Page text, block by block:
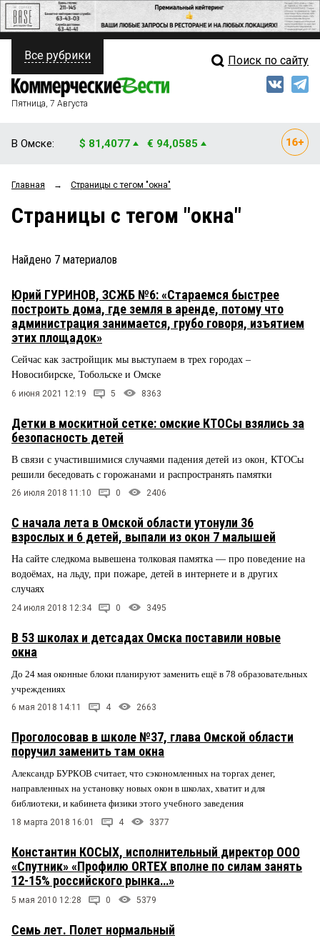
ПОЛИТИКА
ФИНАНСЫ
ОБЩЕСТВО
ЗАКОН
НОВОСТИ КОМПАНИЙ
СТИЛЬ ЖИЗНИ
Свежий выпуск
Рейтинги
Все рубрики Поиск по сайту
Пятница, 7 Августа
В Омске: $ 81,4077 € 94,0585
Главная → Страницы c тегом "окна"
Страницы c тегом "окна"
Найдено 7 материалов
Юрий ГУРИНОВ, ЗСЖБ №6: «Стараемся быстрее
построить дома, где земля в аренде, потому что
администрация занимается, грубо говоря, изъятием
этих площадок»
Сейчас как застройщик мы выступаем в трех городах –
Новосибирске, Тобольске и Омске
6 июня 2021 12:19 5 8363
Детки в москитной сетке: омские КТОСы взялись за
безопасность детей
В связи с участившимися случаями падения детей из окон, КТОСы
решили беседовать с горожанами и распространять памятки
26 июля 2018 11:10 0 2406
С начала лета в Омской области утонули 36
взрослых и 6 детей, выпали из окон 7 малышей
На сайте следкома вывешена толковая памятка — про поведение на
водоёмах, на льду, при пожаре, детей в интернете и в других
случаях
24 июля 2018 12:34 0 3495
В 53 школах и детсадах Омска поставили новые
окна
До 24 мая оконные блоки планируют заменить ещё в 78 образовательных
учреждениях
6 мая 2018 14:11 4 2663
Проголосовав в школе №37, глава Омской области
поручил заменить там окна
Александр БУРКОВ считает, что сэкономленных на торгах денег,
направленных на установку новых окон в школах, хватит и для
библиотеки, и кабинета физики этого учебного заведения
18 марта 2018 16:01 4 3377
Константин КОСЫХ, исполнительный директор ООО
«Спутник» «Профилю ORTEX вполне по силам занять
12-15% российского рынка…»
5 мая 2010 12:28 0 5379
Семь лет. Полет нормальный